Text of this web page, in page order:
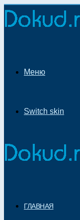
Меню
Switch skin
ГЛАВНАЯ